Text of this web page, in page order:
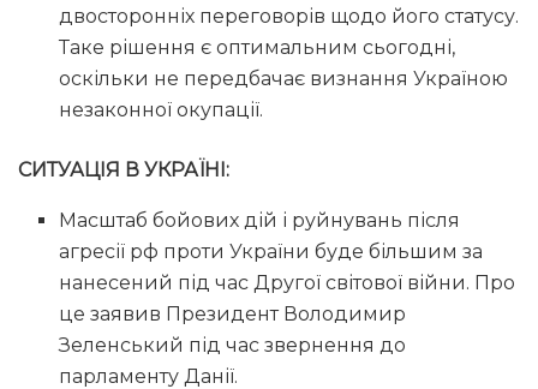
двосторонніх переговорів щодо його статусу.
Таке рішення є оптимальним сьогодні,
оскільки не передбачає визнання Україною
незаконної окупації.
СИТУАЦІЯ В УКРАЇНІ:
Масштаб бойових дій і руйнувань після
агресії рф проти України буде більшим за
нанесений під час Другої світової війни. Про
це заявив Президент Володимир
Зеленський під час звернення до
парламенту Данії.